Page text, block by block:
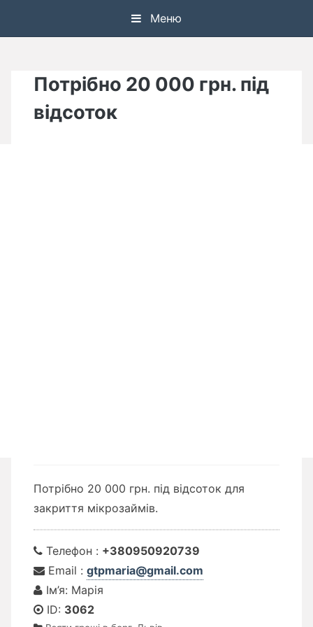
Меню
Потрібно 20 000 грн. під
відсоток
Потрібно 20 000 грн. під відсоток для
закриття мікрозаймів.
Телефон : +380950920739
Email : gtpmaria@gmail.com
Ім’я: Марія
ID: 3062